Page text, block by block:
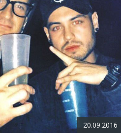
20.09.2016